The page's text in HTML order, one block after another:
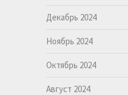
Декабрь 2024
Ноябрь 2024
Октябрь 2024
Август 2024